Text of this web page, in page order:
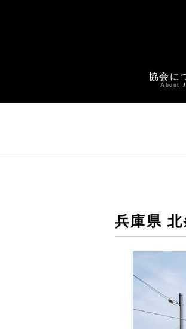
協会に
About
兵庫県